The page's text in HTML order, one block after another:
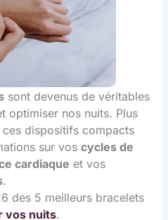
sont devenus de véritables
optimiser nos nuits. Plus
dispositifs compacts
sur voscycles de
cardiaque et vos
.
des 5 meilleurs bracelets
vos nuits.